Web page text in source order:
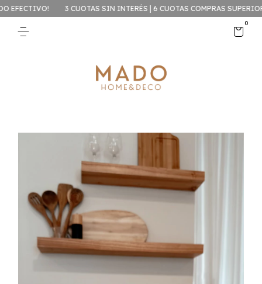
3 CUOTAS SIN INTERÉS | 6 CUOTAS COMPRAS
0